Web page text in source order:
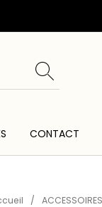
CONTACT
/ ACCESSOIRES